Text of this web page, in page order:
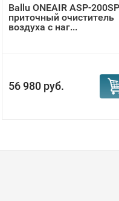
Ballu ONEAIR ASP-200SP
приточный очиститель
воздуха с наг...
56 980 руб.